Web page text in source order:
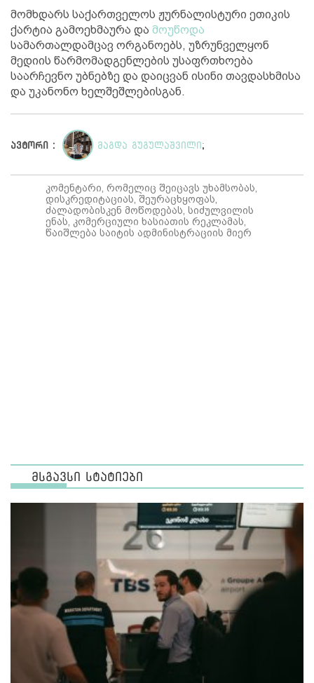
მომხდარს საქართველოს ჟურნალისტური ეთიკის
ქარტია გამოეხმაურა და მოუწოდა
სამართალდამცავ ორგანოებს, უზრუნველყონ
მედიის წარმომადგენლების უსაფრთხოება
საარჩევნო უბნებზე და დაიცვან ისინი თავდასხმისა
და უკანონო ხელშეშლებისგან.
ავტორი : მაგდა გუგულაშვილი ;
კომენტარი, რომელიც შეიცავს უხამსობას,
დისკრედიტაციას, შეურაცხყოფას,
ძალადობისკენ მოწოდებას, სიძულვილის
ენას, კომერციული ხასიათის რეკლამას,
წაიშლება საიტის ადმინისტრაციის მიერ
მსგავსი სტატიები